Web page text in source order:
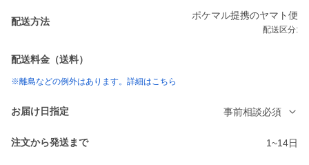
配送方法
ポケマル提携のヤマト便
配送区分:
配送料金（送料）
※離島などの例外はあります。詳細はこちら
お届け日指定 事前相談必須
注文から発送まで 1~14日